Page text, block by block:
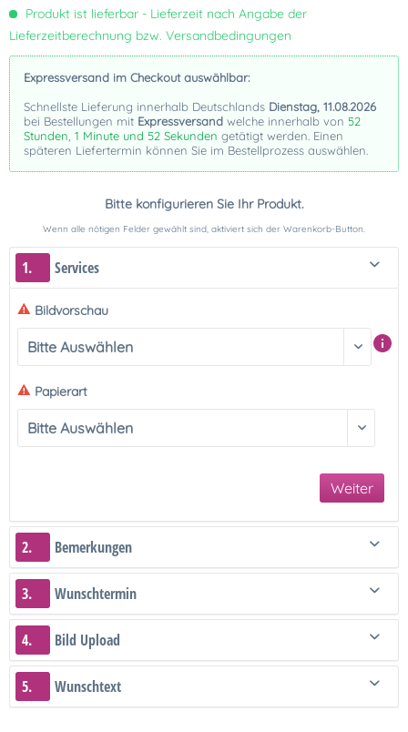
Produkt ist lieferbar - Lieferzeit nach Angabe der
Lieferzeitberechnung bzw. Versandbedingungen
Expressversand im Checkout auswählbar:
Schnellste Lieferung innerhalb Deutschlands Dienstag, 11.08.2026
bei Bestellungen mit Expressversand welche innerhalb von 52
Stunden, 1 Minute und 52 Sekunden getätigt werden. Einen
späteren Liefertermin können Sie im Bestellprozess auswählen.
Bitte konfigurieren Sie Ihr Produkt.
Wenn alle nötigen Felder gewählt sind, aktiviert sich der Warenkorb-Button.
1. Services
Bildvorschau
Papierart
Weiter
2. Bemerkungen
3. Wunschtermin
4. Bild Upload
5. Wunschtext